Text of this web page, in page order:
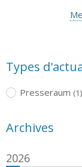
Types
Presseraum (1)
Archives
2026